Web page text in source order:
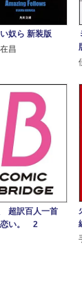
奴ら 新装版
昌
超訳百人一首
恋い。 2